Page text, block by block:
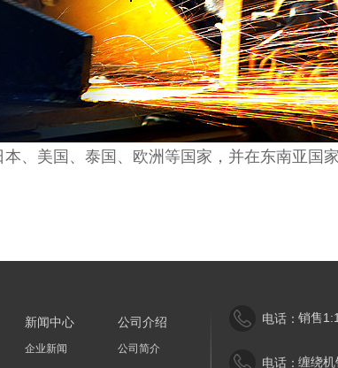
、美国、泰国、欧洲等国家，并在东南亚国
新闻中心
企业新闻
公司介绍
公司简介
电话：销售
电话：缠绕